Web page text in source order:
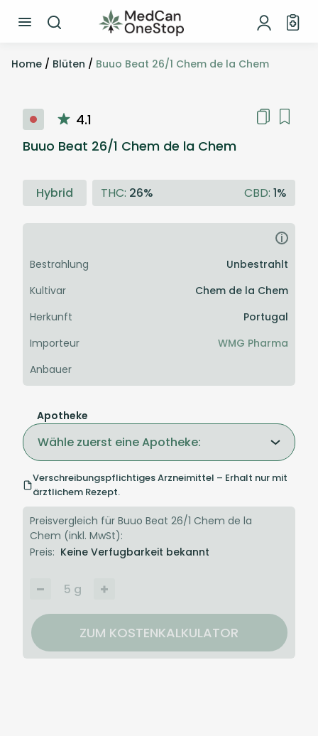
Home / Blüten / Buuo Beat 26/1 Chem de la Chem
4.1
Buuo Beat 26/1 Chem de la Chem
Hybrid THC: 26% CBD: 1%
i
Bestrahlung
Unbestrahlt
Kultivar
Chem de la Chem
Herkunft
Portugal
Importeur
WMG Pharma
Anbauer
Apotheke
Wähle zuerst eine Apotheke:
Verschreibungspflichtiges Arzneimittel – Erhalt nur mit
ärztlichem Rezept.
Preisvergleich für Buuo Beat 26/1 Chem de la
Chem (inkl. MwSt):
Preis: Keine Verfugbarkeit bekannt
5 g
ZUM KOSTENKALKULATOR